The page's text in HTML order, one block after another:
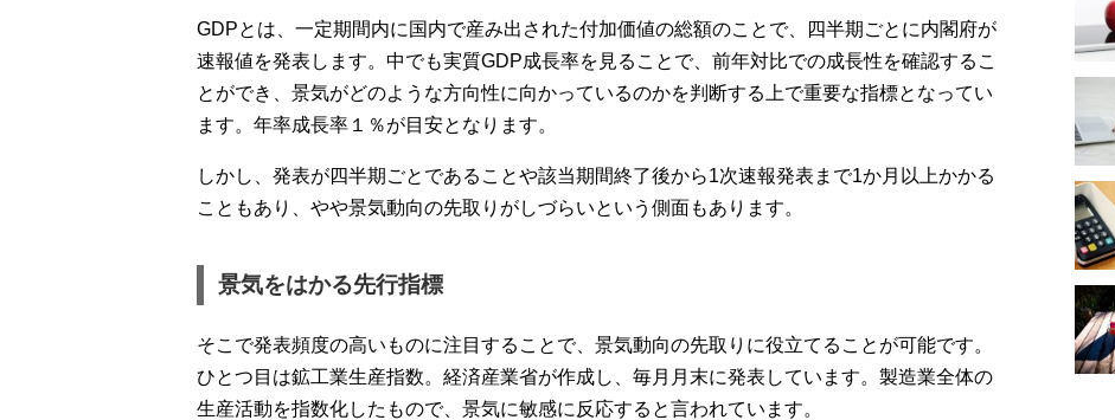
GDPとは、一定期間内に国内で産み出された付加価値の総額のことで、四半期ごとに内閣府が
速報値を発表します。中でも実質GDP成長率を見ることで、前年対比での成長性を確認するこ
とができ、景気がどのような方向性に向かっているのかを判断する上で重要な指標となってい
ます。年率成長率１％が目安となります。
しかし、発表が四半期ごとであることや該当期間終了後から1次速報発表まで1か月以上かかる
こともあり、やや景気動向の先取りがしづらいという側面もあります。
景気をはかる先行指標
そこで発表頻度の高いものに注目することで、景気動向の先取りに役立てることが可能です。
ひとつ目は鉱工業生産指数。経済産業省が作成し、毎月月末に発表しています。製造業全体の
生産活動を指数化したもので、景気に敏感に反応すると言われています。